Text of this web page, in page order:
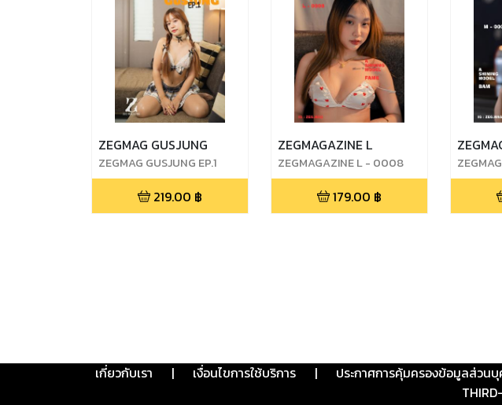
ZEGMAG GUSJUNG
ZEGMAG GUSJUNG EP.1
219.00 ฿
ZEGMAGAZINE L
ZEGMAGAZINE L - 0008
FAME
179.00 ฿
BAM
เกี่ยวกับเรา | เงื่อนไขการใช้บริการ | ประกาศการคุ้มครองข้อมูลส่วนบุ